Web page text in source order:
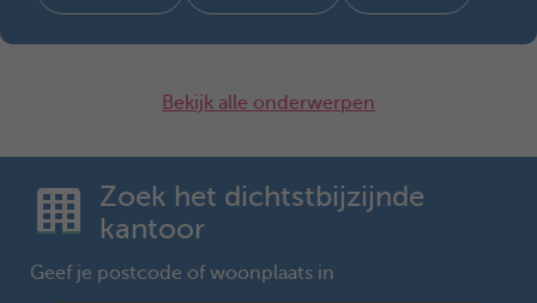
Bekijk alle onderwerpen
Zoek het dichtstbijzijnde
kantoor
Geef je postcode of woonplaats in